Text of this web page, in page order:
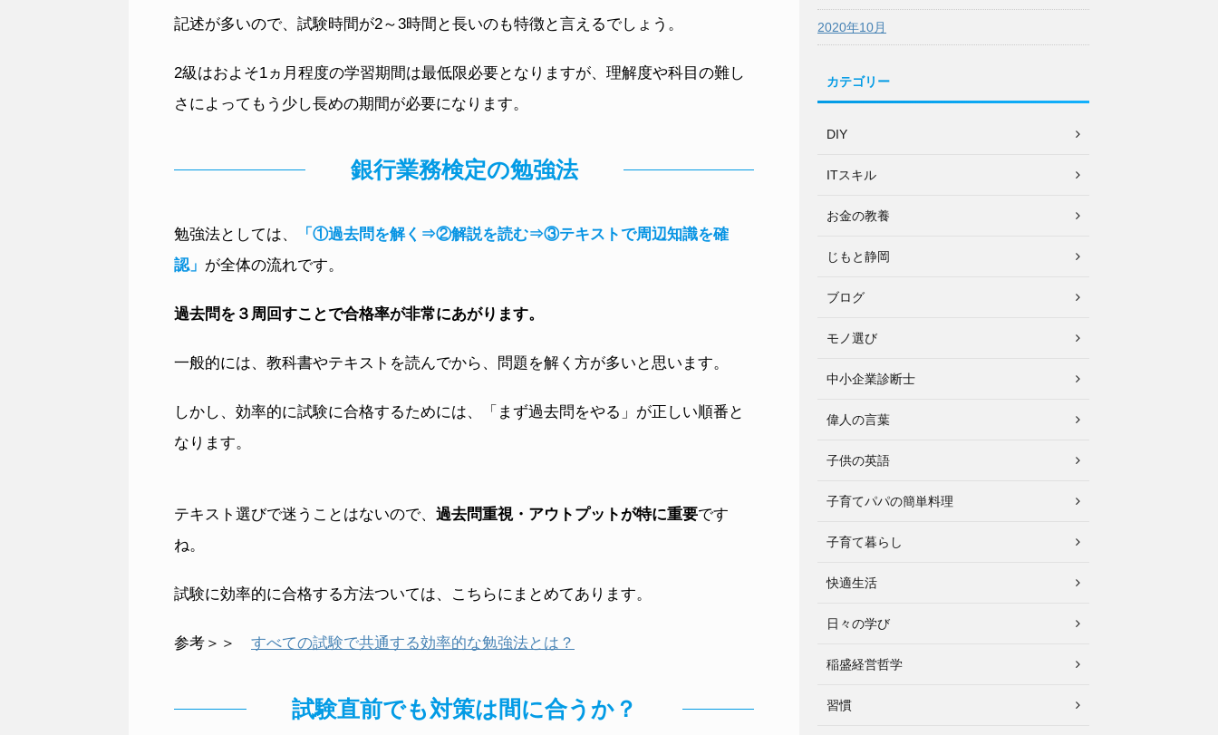
記述が多いので、試験時間が2～3時間と長いのも特徴と言えるでしょう。
2級はおよそ1ヵ月程度の学習期間は最低限必要となりますが、理解度や科目の難し
さによってもう少し長めの期間が必要になります。
銀行業務検定の勉強法
勉強法としては、
「①過去問を解く⇒②解説を読む⇒③テキストで周辺知識を確
認」 が全体の流れです。
過去問を３周回すことで合格率が非常にあがります。
一般的には、教科書やテキストを読んでから、問題を解く方が多いと思います。
しかし、効率的に試験に合格するためには、「まず過去問をやる」が正しい順番と
なります。
テキスト選びで迷うことはないので、 過去問重視・アウトプットが特に重要です
ね。
試験に効率的に合格する方法ついては、こちらにまとめてあります。
参考＞＞ すべての試験で共通する効率的な勉強法とは？
試験直前でも対策は間に合うか？
2020年10月
カテゴリー
DIY
ITスキル
お金の教養
じもと静岡
ブログ
モノ選び
中小企業診断士
偉人の言葉
子供の英語
子育てパパの簡単料理
子育て暮らし
快適生活
日々の学び
稲盛経営哲学
習慣